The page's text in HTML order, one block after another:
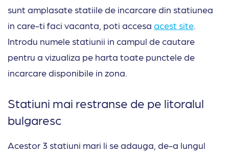
sunt amplasate statiile de incarcare din statiunea
in care-ti faci vacanta, poti accesa acest site.
Introdu numele statiunii in campul de cautare
pentru a vizualiza pe harta toate punctele de
incarcare disponibile in zona.
Statiuni mai restranse de pe litoralul
bulgaresc
Acestor 3 statiuni mari li se adauga, de-a lungul